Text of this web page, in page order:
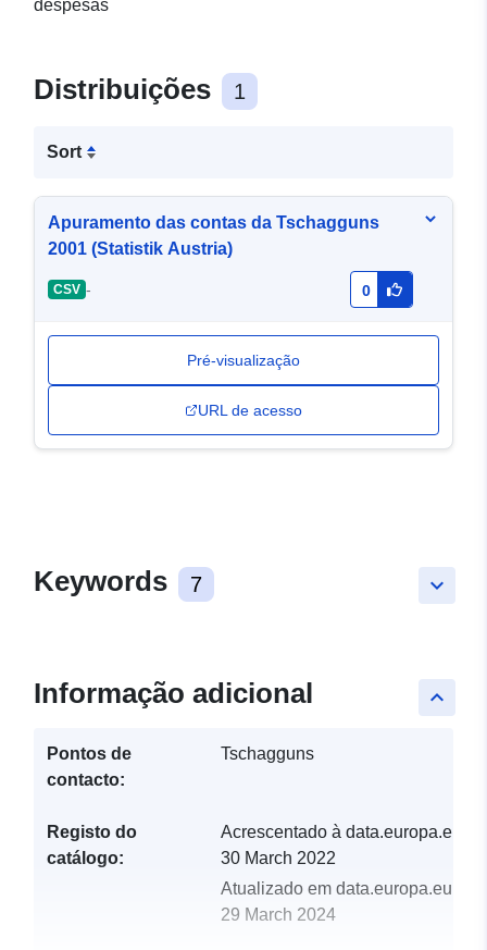
despesas
Distribuições 1
Sort
Apuramento das contas da Tschagguns
2001 (Statistik Austria)
CSV - 0
Pré-visualização
URL de acesso
keyboard_arrow_down
Keywords 7
keyboard_arrow_up
Informação adicional
Pontos de
contacto:
Tschagguns
Registo do
catálogo:
Acrescentado à data.europa.eu:
30 March 2022
Atualizado em data.europa.eu:
29 March 2024